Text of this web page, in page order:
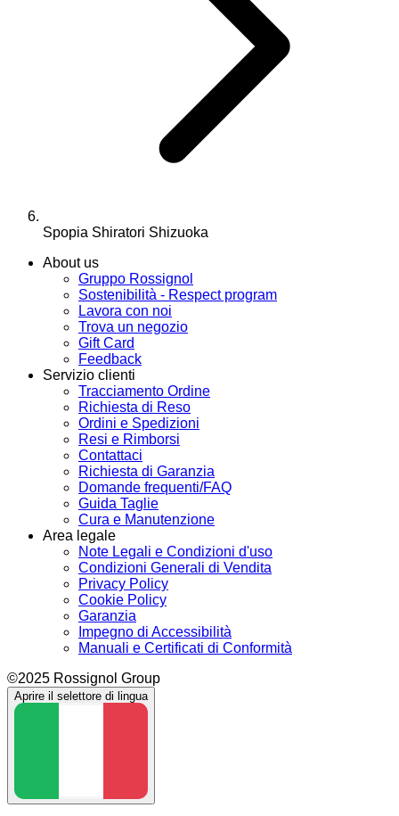
Spopia Shiratori Shizuoka
About us
Gruppo Rossignol
Sostenibilità - Respect program
Lavora con noi
Trova un negozio
Gift Card
Feedback
Servizio clienti
Tracciamento Ordine
Richiesta di Reso
Ordini e Spedizioni
Resi e Rimborsi
Contattaci
Richiesta di Garanzia
Domande frequenti/FAQ
Guida Taglie
Cura e Manutenzione
Area legale
Note Legali e Condizioni d'uso
Condizioni Generali di Vendita
Privacy Policy
Cookie Policy
Garanzia
Impegno di Accessibilità
Manuali e Certificati di Conformità
©2025 Rossignol Group
Aprire il selettore di lingua